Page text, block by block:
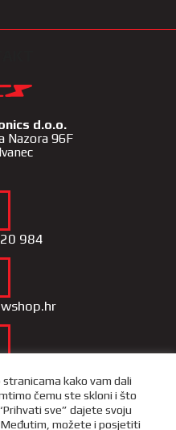
d.o.o.
Nazora 96F
984
kako vam dali
čemu ste skloni i što
sve” dajete svoju
Međutim, možete i posjetiti